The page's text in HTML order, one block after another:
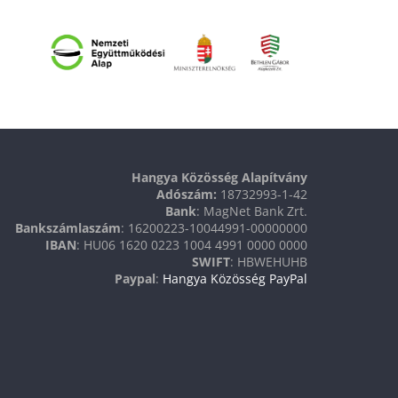
Hangya Közösség Alapítvány
Adószám: 18732993-1-42
Bank: MagNet Bank Zrt.
Bankszámlaszám: 16200223-10044991-00000000
IBAN: HU06 1620 0223 1004 4991 0000 0000
SWIFT: HBWEHUHB
Paypal: Hangya Közösség PayPal